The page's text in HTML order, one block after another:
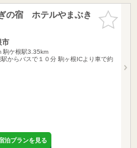
お気に入
りに追加
の宿 ホテルやまぶき
市
駒ケ根駅3.35km
駅からバスで１０分 駒ヶ根ICより車で約
泊プランを見る